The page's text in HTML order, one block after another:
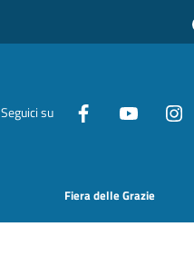
Seguici su
Fiera delle Grazie